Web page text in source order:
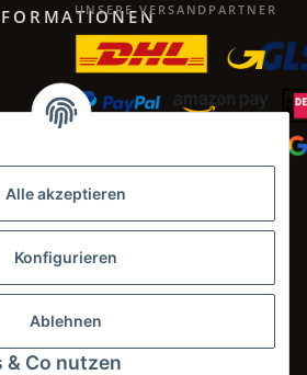
Alle akzeptieren
Konfigurieren
Ablehnen
& Co nutzen
UNSERE VERSANDPARTNER